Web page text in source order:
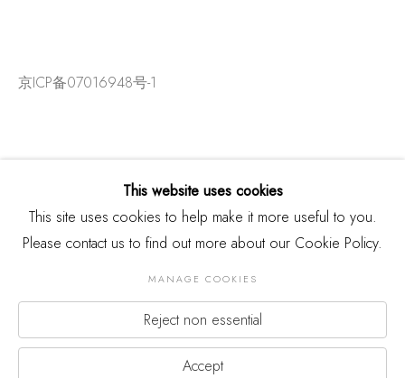
京ICP备07016948号-1
版权 2026 THREE SHADOWS
Manage cookies
This website uses cookies
This site uses cookies to help make it more useful to you.
Please contact us to find out more about our Cookie Policy.
MANAGE COOKIES
Reject non essential
Accept